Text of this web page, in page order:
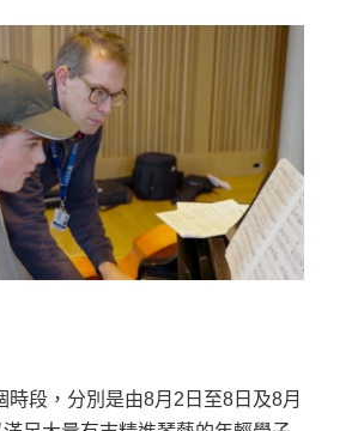
時段，分別是由8月2日至8日及8月